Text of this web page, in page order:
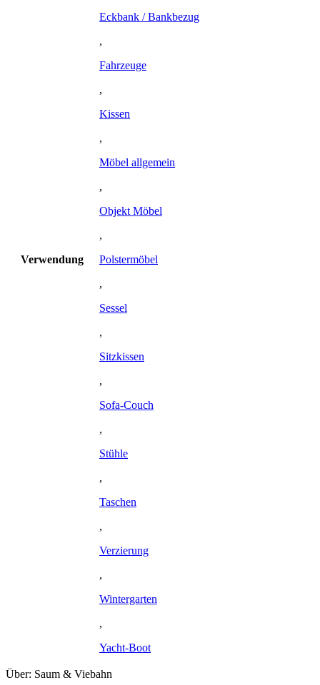
Verwendung
Eckbank / Bankbezug
,
Fahrzeuge
,
Kissen
,
Möbel allgemein
,
Objekt Möbel
,
Polstermöbel
,
Sessel
,
Sitzkissen
,
Sofa-Couch
,
Stühle
,
Taschen
,
Verzierung
,
Wintergarten
,
Yacht-Boot
Über: Saum & Viebahn